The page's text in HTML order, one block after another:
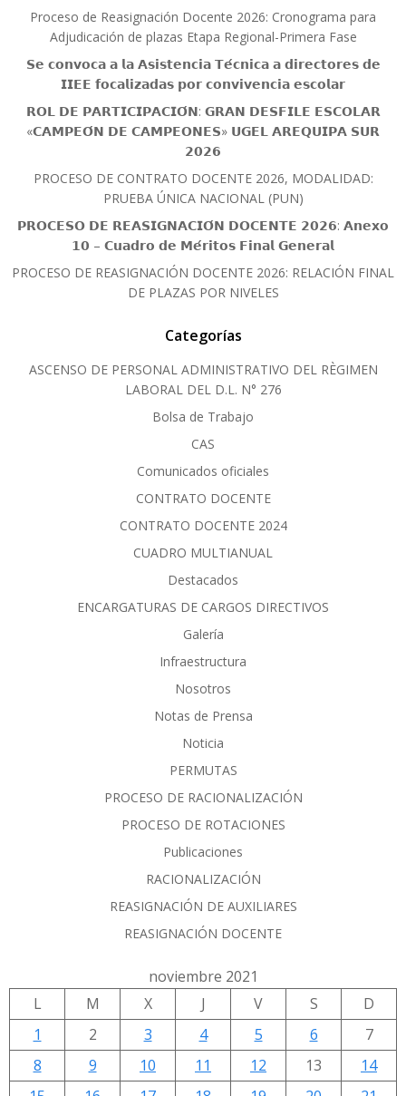
Proceso de Reasignación Docente 2026: Cronograma para
Adjudicación de plazas Etapa Regional-Primera Fase
𝗦𝗲 𝗰𝗼𝗻𝘃𝗼𝗰𝗮 𝗮 𝗹𝗮 𝗔𝘀𝗶𝘀𝘁𝗲𝗻𝗰𝗶𝗮 𝗧𝗲́𝗰𝗻𝗶𝗰𝗮 𝗮 𝗱𝗶𝗿𝗲𝗰𝘁𝗼𝗿𝗲𝘀 𝗱𝗲
𝗜𝗜𝗘𝗘 𝗳𝗼𝗰𝗮𝗹𝗶𝘇𝗮𝗱𝗮𝘀 𝗽𝗼𝗿 𝗰𝗼𝗻𝘃𝗶𝘃𝗲𝗻𝗰𝗶𝗮 𝗲𝘀𝗰𝗼𝗹𝗮𝗿
𝗥𝗢𝗟 𝗗𝗘 𝗣𝗔𝗥𝗧𝗜𝗖𝗜𝗣𝗔𝗖𝗜𝗢́𝗡: 𝗚𝗥𝗔𝗡 𝗗𝗘𝗦𝗙𝗜𝗟𝗘 𝗘𝗦𝗖𝗢𝗟𝗔𝗥
«𝗖𝗔𝗠𝗣𝗘𝗢́𝗡 𝗗𝗘 𝗖𝗔𝗠𝗣𝗘𝗢𝗡𝗘𝗦» 𝗨𝗚𝗘𝗟 𝗔𝗥𝗘𝗤𝗨𝗜𝗣𝗔 𝗦𝗨𝗥
𝟮𝟬𝟮𝟲
PROCESO DE CONTRATO DOCENTE 2026, MODALIDAD:
PRUEBA ÚNICA NACIONAL (PUN)
𝗣𝗥𝗢𝗖𝗘𝗦𝗢 𝗗𝗘 𝗥𝗘𝗔𝗦𝗜𝗚𝗡𝗔𝗖𝗜𝗢́𝗡 𝗗𝗢𝗖𝗘𝗡𝗧𝗘 𝟮𝟬𝟮𝟲: 𝗔𝗻𝗲𝘅𝗼
𝟭𝟬 – 𝗖𝘂𝗮𝗱𝗿𝗼 𝗱𝗲 𝗠𝗲́𝗿𝗶𝘁𝗼𝘀 𝗙𝗶𝗻𝗮𝗹 𝗚𝗲𝗻𝗲𝗿𝗮𝗹
PROCESO DE REASIGNACIÓN DOCENTE 2026: RELACIÓN FINAL
DE PLAZAS POR NIVELES
Categorías
ASCENSO DE PERSONAL ADMINISTRATIVO DEL RÈGIMEN
LABORAL DEL D.L. N° 276
Bolsa de Trabajo
CAS
Comunicados oficiales
CONTRATO DOCENTE
CONTRATO DOCENTE 2024
CUADRO MULTIANUAL
Destacados
ENCARGATURAS DE CARGOS DIRECTIVOS
Galería
Infraestructura
Nosotros
Notas de Prensa
Noticia
PERMUTAS
PROCESO DE RACIONALIZACIÓN
PROCESO DE ROTACIONES
Publicaciones
RACIONALIZACIÓN
REASIGNACIÓN DE AUXILIARES
REASIGNACIÓN DOCENTE
noviembre 2021
L
M X J V S
D
1
2 3 4 5 6
7
8
9 10 11 12 13
14